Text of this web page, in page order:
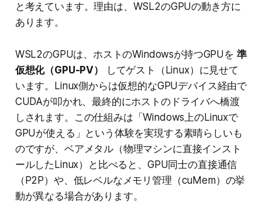
と考えています。理由は、WSL2のGPUの動き方に
あります。
WSL2のGPUは、ホストのWindowsが持つGPUを 準
仮想化（GPU-PV）
してゲスト（Linux）に見せて
います。Linux側からは仮想的なGPUデバイス経由で
CUDAが叩かれ、最終的にホストのドライバへ橋渡
しされます。この仕組みは「Windows上のLinuxで
GPUが使える」という体験を実現する素晴らしいも
のですが、ベアメタル（物理マシンに直接インスト
ールしたLinux）と比べると、GPU同士の直接通信
（P2P）や、低レベルなメモリ管理（cuMem）の挙
動が異なる場合があります。